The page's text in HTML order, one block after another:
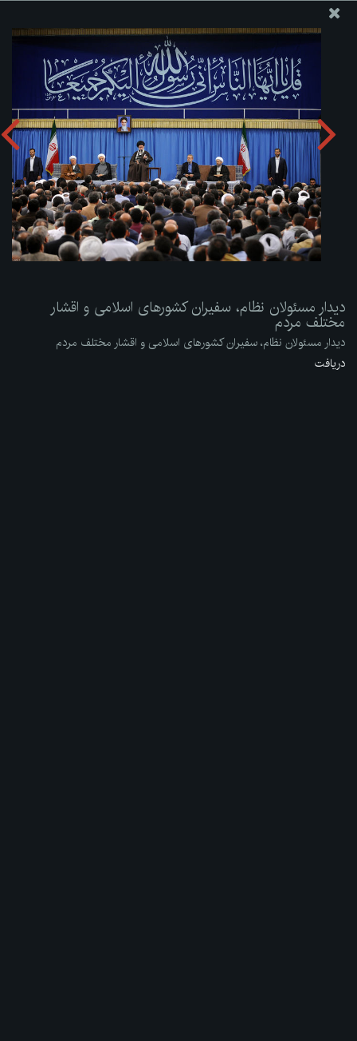
پایگاه اطلاع رسانی دفتر مقام معظم رهبری
ارسال نامه
وجوهات
دیدار مسئولان نظام، سفیران کشورهای اسلامی و اقشار مختلف
مردم
دریافت آلبوم:zip
دیدار مسئولان نظام، سفیران کشورهای اسلامی و اقشار
مختلف مردم
دیدار مسئولان نظام، سفیران کشورهای اسلامی و اقشار مختلف مردم
دریافت